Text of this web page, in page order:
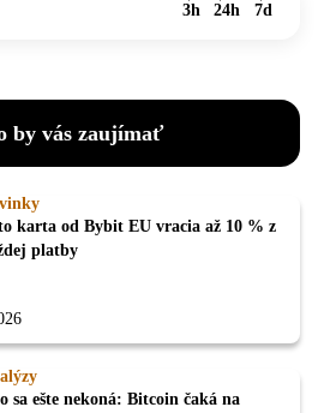
3h 24h 7d
by vás zaujímať
karta od Bybit EU vracia až 10 % z
platby
sa ešte nekoná: Bitcoin čaká na